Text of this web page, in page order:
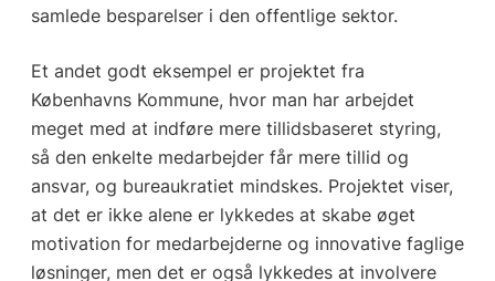
samlede besparelser i den offentlige sektor.
Et andet godt eksempel er projektet fra
Københavns Kommune, hvor man har arbejdet
meget med at indføre mere tillidsbaseret styring,
så den enkelte medarbejder får mere tillid og
ansvar, og bureaukratiet mindskes. Projektet viser,
at det er ikke alene er lykkedes at skabe øget
motivation for medarbejderne og innovative faglige
løsninger, men det er også lykkedes at involvere